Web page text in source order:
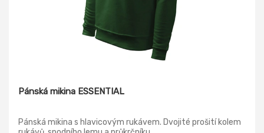
Pánská mikina ESSENTIAL
Pánská mikina s hlavicovým rukávem. Dvojité prošití kolem